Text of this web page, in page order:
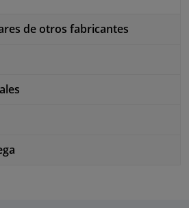
de otros fabricantes